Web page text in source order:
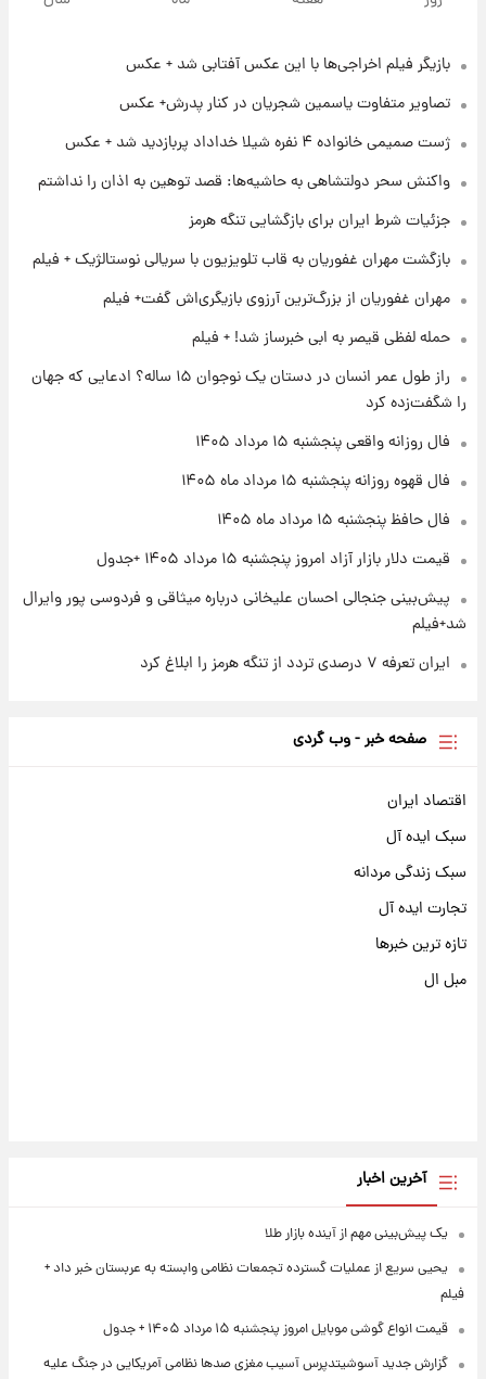
قیمت سکه و طلا فردا
۱۷ ساعت پیش
فال قهوه روزانه پنجشنبه ۱۵ مرداد ماه ۱۴۰۵
۱۹ ساعت پیش
فال روزانه واقعی پنجشنبه ۱۵ مرداد ۱۴۰۵
ارزش سهام عدالت برای امروز چهارشنبه ۱۴ مرداد
آغاز طرح جدید فروش مشارکت در تولید سایپا؛
نام خودرو، مبلغ پیش پرداخت و زمان تحویل |
بازیگر فیلم اخراجی‌ها با این عکس آفتابی شد + عکس
تصاویر متفاوت یاسمین شجریان در کنار پدرش+ عکس
ژست صمیمی خانواده ۴ نفره شیلا خداداد پربازدید شد + عکس
واکنش سحر دولتشاهی به حاشیه‌ها: قصد توهین به اذان را نداشتم
جزئیات شرط ایران برای بازگشایی تنگه هرمز
بازگشت مهران غفوریان به قاب تلویزیون با سریالی نوستالژیک + فیلم
مهران غفوریان از بزرگ‌ترین آرزوی بازیگری‌اش گفت+ فیلم
حمله لفظی قیصر به ابی خبرساز شد! + فیلم
راز طول عمر انسان در دستان یک نوجوان ۱۵ ساله؟ ادعایی که جهان
را شگفت‌زده کرد
فال روزانه واقعی پنجشنبه ۱۵ مرداد ۱۴۰۵
فال قهوه روزانه پنجشنبه ۱۵ مرداد ماه ۱۴۰۵
فال حافظ پنجشنبه ۱۵ مرداد ماه ۱۴۰۵
قیمت دلار بازار آزاد امروز پنجشنبه ۱۵ مرداد ۱۴۰۵ +جدول
پیش‌بینی جنجالی احسان علیخانی درباره میثاقی و فردوسی پور وایرال
شد+فیلم
ایران تعرفه ۷ درصدی تردد از تنگه هرمز را ابلاغ کرد
صفحه خبر - وب گردی
اقتصاد ایران
سبک ایده آل
سبک زندگی مردانه
تجارت ایده آل
تازه ترین خبرها
مبل ال
آخرین اخبار
یک پیش‌بینی مهم از آینده بازار طلا
یحیی سریع از عملیات گسترده تجمعات نظامی وابسته به عربستان خبر داد +
فیلم
قیمت انواع گوشی موبایل امروز پنجشنبه ۱۵ مرداد ۱۴۰۵ + جدول
گزارش جدید آسوشیتدپرس آسیب مغزی صدها نظامی آمریکایی در جنگ علیه